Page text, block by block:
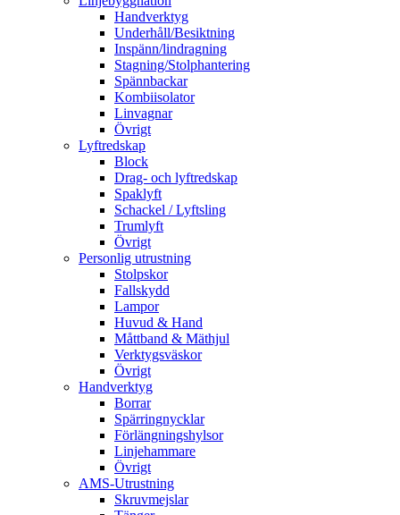
Handverktyg
Underhåll/Besiktning
Inspänn/lindragning
Stagning/Stolphantering
Spännbackar
Kombiisolator
Linvagnar
Övrigt
Lyftredskap
Block
Drag- och lyftredskap
Spaklyft
Schackel / Lyftsling
Trumlyft
Övrigt
Personlig utrustning
Stolpskor
Fallskydd
Lampor
Huvud & Hand
Måttband & Mäthjul
Verktygsväskor
Övrigt
Handverktyg
Borrar
Spärringnycklar
Förlängningshylsor
Linjehammare
Övrigt
AMS-Utrustning
Skruvmejslar